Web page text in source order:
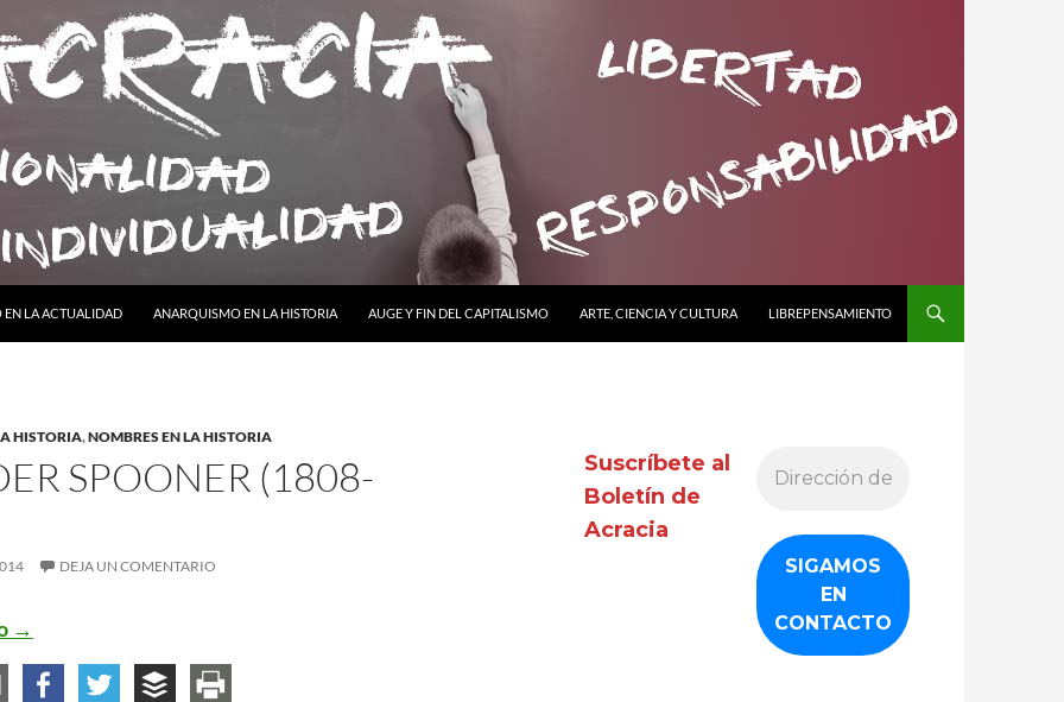
LA ACTUALIDAD
ANARQUISMO EN LA HISTORIA AUGE Y FIN DEL CAPITALISMO ARTE, CIENCIA Y CULTURA LIBREPENSAMIENTO
HISTORIA,NOMBRES EN LA HISTORIA
SPOONER (1808-
DEJA UN COMENTARIO
Lysander Spooner (1808-1887)
→
Suscríbete al
Boletín de
Acracia